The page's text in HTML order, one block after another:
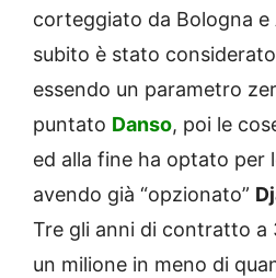
corteggiato da Bologna e
subito è stato
essendo un parametro
puntato Danso, poi le
ed alla fine ha optato per
avendo già “opzionato”
Tre gli anni di contratto a
un milione in meno di